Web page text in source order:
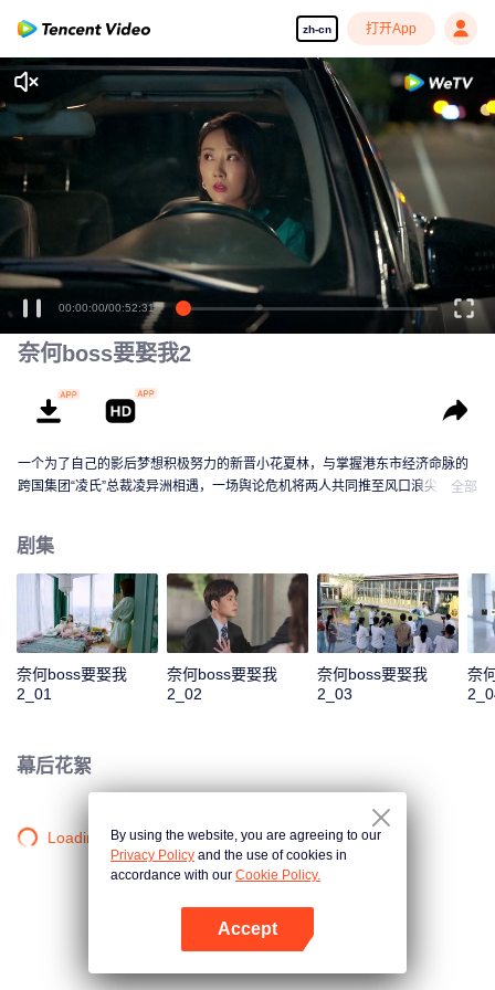
zh-cn 打开App
00:00:00/00:52:31
奈何boss要娶我2
一个为了自己的影后梦想积极努力的新晋小花夏林，与掌握港东市经济命脉的
跨国集团“凌氏”总裁凌异洲相遇，一场舆论危机将两人共同推至风口浪尖，无论
全部
剧集
奈何boss要娶我
2_01
奈何boss要娶我
2_02
奈何boss要娶我
2_03
奈
幕后花絮
Loading…By using the website, you are agreeing to our
Privacy Policy and the use of cookies in
accordance with our Cookie Policy.
Accept